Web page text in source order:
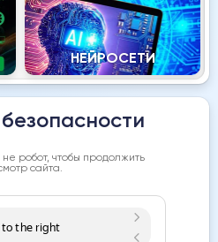
НЕЙРОСЕТИ
робот, чтобы продолжить
сайта.